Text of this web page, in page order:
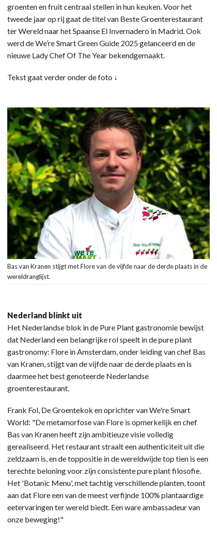
groenten en fruit centraal stellen in hun keuken. Voor het
tweede jaar op rij gaat de titel van Beste Groenterestaurant
ter Wereld naar het Spaanse El Invernadero in Madrid. Ook
werd de We’re Smart Green Guide 2025 gelanceerd en de
nieuwe Lady Chef Of The Year bekendgemaakt.
Tekst gaat verder onder de foto ↓
Bas van Kranen stijgt met Flore van de vijfde naar de derde plaats in de
wereldranglijst.
Nederland blinkt uit
Het Nederlandse blok in de Pure Plant gastronomie bewijst
dat Nederland een belangrijke rol speelt in de pure plant
gastronomy: Flore in Amsterdam, onder leiding van chef Bas
van Kranen, stijgt van de vijfde naar de derde plaats en is
daarmee het best genoteerde Nederlandse
groenterestaurant.
Frank Fol, De Groentekok en oprichter van We're Smart
World: "De metamorfose van Flore is opmerkelijk en chef
Bas van Kranen heeft zijn ambitieuze visie volledig
gerealiseerd. Het restaurant straalt een authenticiteit uit die
zeldzaam is, en de toppositie in de wereldwijde top tien is een
terechte beloning voor zijn consistente pure plant filosofie.
Het 'Botanic Menu', met tachtig verschillende planten, toont
aan dat Flore een van de meest verfijnde 100% plantaardige
eetervaringen ter wereld biedt. Een ware ambassadeur van
onze beweging!"